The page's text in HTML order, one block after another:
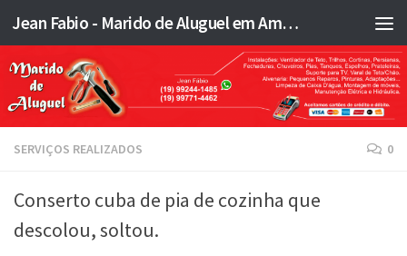
Skip to content Jean Fabio - Marido de Aluguel em Americana SP e região - JFMA
SERVIÇOS REALIZADOS 0
Conserto cuba de pia de cozinha que
descolou, soltou.